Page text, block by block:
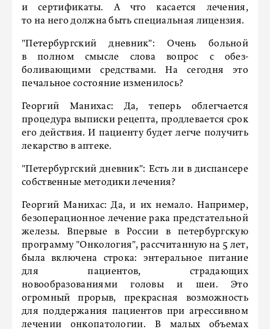
и сертификаты. А что касается лечения,
то на него должна быть специальная лицензия.
"Петербургский дневник": Очень больной
в полном смысле слова вопрос с обез­
боливающими средствами. На сегодня это
печальное состояние изменилось?
Георгий Манихас: Да, теперь облегчается
процедура выписки рецепта, продлевается срок
его действия. И пациенту будет легче получить
лекарство в аптеке.
"Петербургский дневник": Есть ли в диспансере
собственные методики лечения?
Георгий Манихас: Да, и их немало. Например,
безоперационное лечение рака предстательной
железы. Впервые в России в петербургскую
программу "Онкология", рассчитанную на 5 лет,
была включена строка: энтеральное питание
для пациентов, страдающих
новообразованиями головы и шеи. Это
огромный прорыв, прекрасная возможность
для поддержания пациентов при агрессивном
лечении онкопатологии. В малых объемах